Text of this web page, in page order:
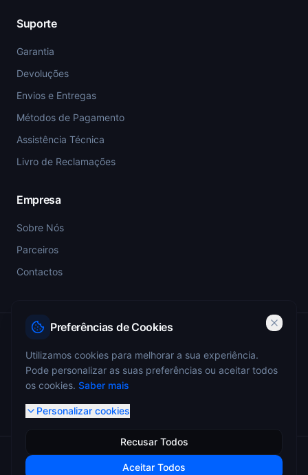
Suporte
Garantia
Devoluções
Envios e Entregas
Métodos de Pagamento
Assistência Técnica
Livro de Reclamações
Empresa
Sobre Nós
Parceiros
Contactos
ANEPC — Portaria 773/2009 — Registo nº 4349
© 2026 Miguel Monteiro - Sistemas de Segurança. Todos os
Preferências de Cookies
Utilizamos cookies para melhorar a sua experiência.
Pode personalizar as suas preferências ou aceitar todos
os cookies. Saber mais
Personalizar cookies
Recusar Todos
Aceitar Todos